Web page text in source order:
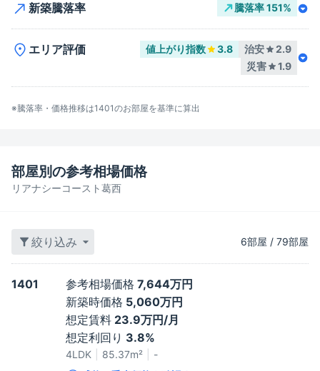
新築騰落率 騰落率151%
エリア評価 値上がり指数 3.8 治安
2.9
災害
1.9
※騰落率・価格推移は1401のお部屋を基準に算出
リアナシーコースト葛西
部屋別の参考相場価格
絞り込み 6部屋 / 79部屋
1401 参考相場価格 7,644万円
新築時価格 5,060万円
想定賃料 23.9万円/月
想定利回り 3.8%
4LDK 85.37m²
-